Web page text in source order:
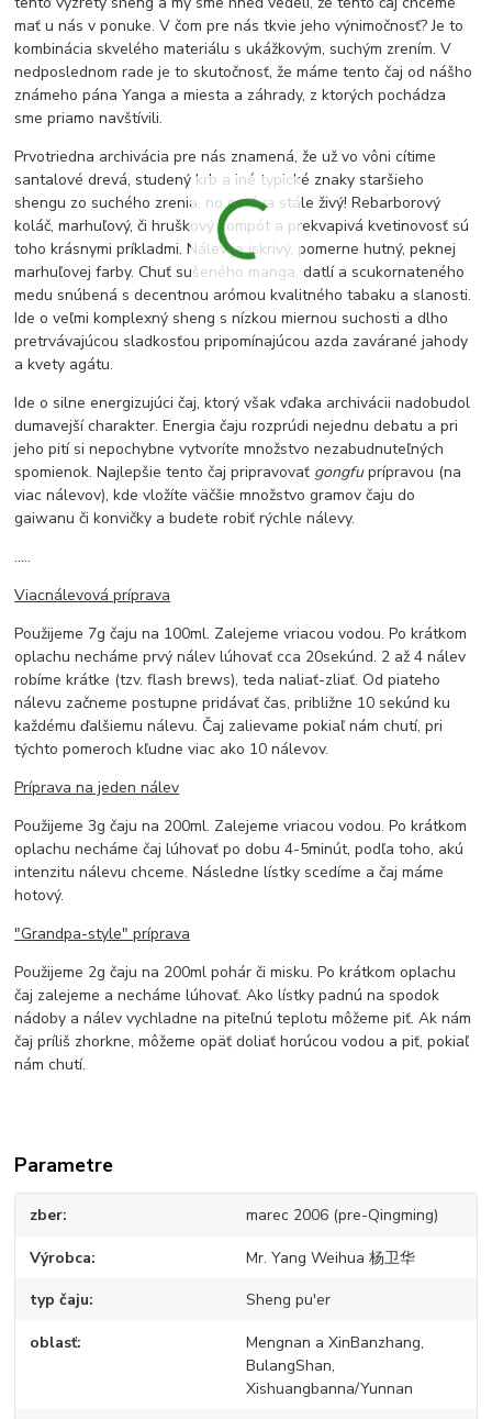
mať u nás v ponuke. V čom pre nás tkvie jeho výnimočnosť? Je to
kombinácia skvelého materiálu s ukážkovým, suchým zrením. V
nedposlednom rade je to skutočnosť, že máme tento čaj od nášho
známeho pána Yanga a miesta a záhrady, z ktorých pochádza
sme priamo navštívili.
Prvotriedna archivácia pre nás znamená, že už vo vôni cítime
santalové drevá, studený krb a iné typické znaky staršieho
shengu zo suchého zrenia, no ostáva stále živý! Rebarborový
koláč, marhuľový, či hruškový kompót a prekvapivá kvetinovosť sú
toho krásnymi príkladmi. Nálev je iskrivý, pomerne hutný, peknej
marhuľovej farby. Chuť sušeného manga, datlí a scukornateného
medu snúbená s decentnou arómou kvalitného tabaku a slanosti.
Ide o veľmi komplexný sheng s nízkou miernou suchosti a dlho
pretrvávajúcou sladkosťou pripomínajúcou azda zavárané jahody
a kvety agátu.
Ide o silne energizujúci čaj, ktorý však vďaka archivácii nadobudol
dumavejší charakter. Energia čaju rozprúdi nejednu debatu a pri
jeho pití si nepochybne vytvoríte množstvo nezabudnuteľných
spomienok. Najlepšie tento čaj pripravovať gongfuprípravou (na
viac nálevov), kde vložíte väčšie množstvo gramov čaju do
gaiwanu či konvičky a budete robiť rýchle nálevy.
.....
Viacnálevová príprava
Použijeme 7g čaju na 100ml. Zalejeme vriacou vodou. Po krátkom
oplachu necháme prvý nálev lúhovať cca 20sekúnd. 2 až 4 nálev
robíme krátke (tzv. flash brews), teda naliať-zliať. Od piateho
nálevu začneme postupne pridávať čas, približne 10 sekúnd ku
každému ďalšiemu nálevu. Čaj zalievame pokiaľ nám chutí, pri
týchto pomeroch kľudne viac ako 10 nálevov.
Príprava na jeden nálev
Použijeme 3g čaju na 200ml. Zalejeme vriacou vodou. Po krátkom
oplachu necháme čaj lúhovať po dobu 4-5minút, podľa toho, akú
intenzitu nálevu chceme. Následne lístky scedíme a čaj máme
hotový.
"Grandpa-style" príprava
Použijeme 2g čaju na 200ml pohár či misku. Po krátkom oplachu
čaj zalejeme a necháme lúhovať. Ako lístky padnú na spodok
nádoby a nálev vychladne na piteľnú teplotu môžeme piť. Ak nám
čaj príliš zhorkne, môžeme opäť doliať horúcou vodou a piť, pokiaľ
nám chutí.
Parametre
zber marec 2006 (pre-Qingming)
Výrobca Mr. Yang Weihua 杨卫华
typ čaju Sheng pu'er
oblasť
Mengnan a XinBanzhang,
BulangShan,
Xishuangbanna/Yunnan